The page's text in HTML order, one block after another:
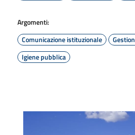
Argomenti:
Comunicazione istituzionale
Igiene pubblica